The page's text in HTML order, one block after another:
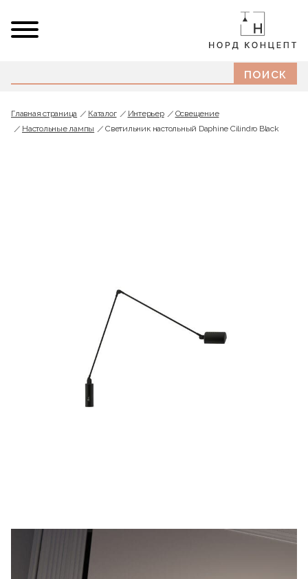
Главная страница Каталог Интерьер
Освещение
Настольные лампы
Светильник настольный Daphine Cilindro Black